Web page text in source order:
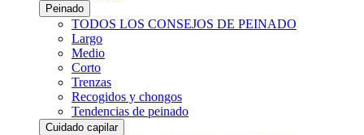
Peinado
TODOS LOS CONSEJOS DE PEINADO
Largo
Medio
Corto
Trenzas
Recogidos y chongos
Tendencias de peinado
Cuidado capilar